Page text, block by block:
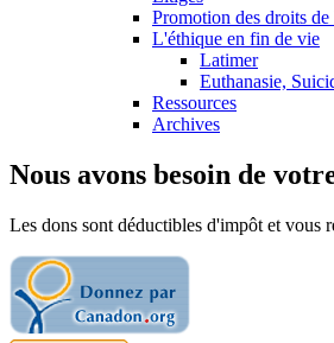
Promotion des droits de
L'éthique en fin de vie
Latimer
Euthanasie,
Ressources
Archives
Nous avons besoin de
Les dons sont déductibles d'impôt et vous